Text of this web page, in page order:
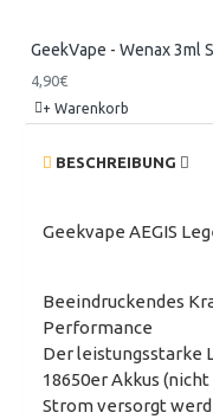
GeekVape - Wenax 3ml
4,90€
+ Warenkorb
BESCHREIBUNG
Geekvape AEGIS
Beeindruckendes
Performance
Der leistungsstarke
18650er Akkus
Strom versorgt